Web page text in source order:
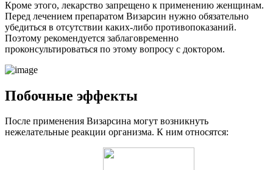
Кроме этого, лекарство запрещено к применению женщинам.
Перед лечением препаратом Визарсин нужно обязательно
убедиться в отсутствии каких-либо противопоказаний.
Поэтому рекомендуется заблаговременно
проконсультироваться по этому вопросу с доктором.
Побочные эффекты
После применения Визарсина могут возникнуть
нежелательные реакции организма. К ним относятся: